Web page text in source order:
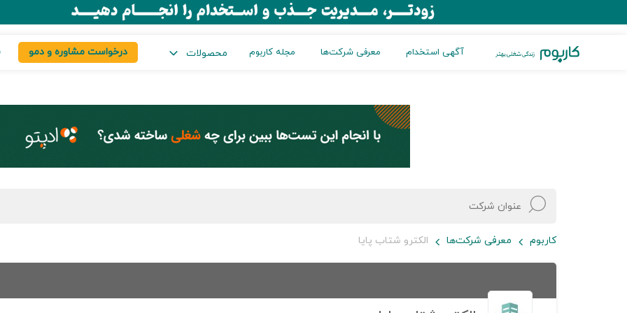
آگهی استخدام معرفی شرکت‌ها مجله کاربوم محصولات درخواست مشاوره و دمو
کاربوم معرفی شرکت‌ها الکترو شتاب پایا